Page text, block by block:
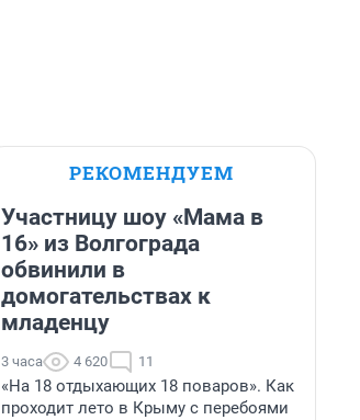
РЕКОМЕНДУЕМ
Участницу шоу «Мама в
16» из Волгограда
обвинили в
домогательствах к
младенцу
3 часа 4 620 11
«На 18 отдыхающих 18 поваров». Как
проходит лето в Крыму с перебоями